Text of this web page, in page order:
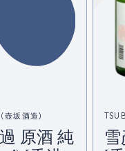
壺坂酒造)
原酒 純